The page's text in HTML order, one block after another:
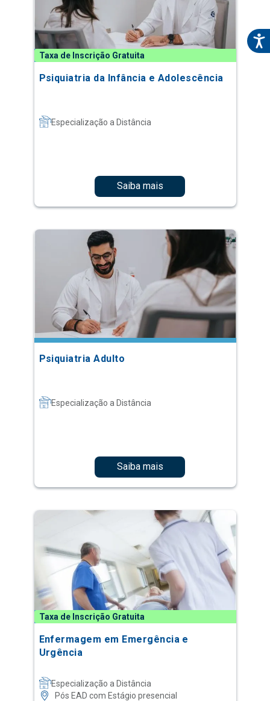
Taxa de Inscrição Gratuita
Psiquiatria da Infância e Adolescência
Especialização a Distância
Saiba mais
Psiquiatria Adulto
Especialização a Distância
Saiba mais
Taxa de Inscrição Gratuita
Enfermagem em Emergência e
Urgência
Especialização a Distância
Pós EAD com Estágio presencial